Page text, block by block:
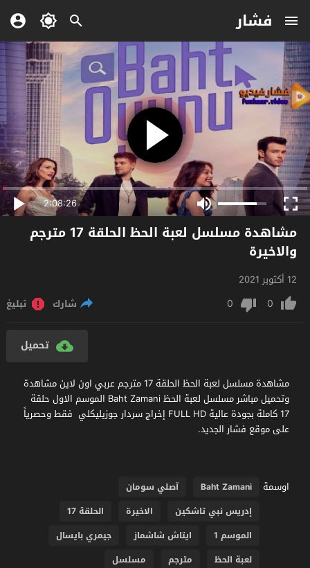
فشار
2:08:26
مشاهدة مسلسل لعبة الحظ الحلقة 17 مترجم
والاخيرة
12 أكتوبر 2021
0
0 شارك تبليغ
تحميل
مشاهدة مسلسل لعبة الحظ الحلقة 17 مترجم عربي اون لاين مشاهدة
وتحميل مباشر مسلسل لعبة الحظ Baht Zamani الموسم الاول حلقة
17 كاملة بجودة عالية FULL HD إخراج سردار جوزيليكلي فقط وحصرياً
على موقع فشار الجديد.
اوسمة Baht Zamani
آصلي سومان
إدريس نبي تاشكين
الاخيرة
الحلقة 17
الموسم 1
ايتاش شاشماز
جيمري بايسال
لعبة الحظ
مترجم
مسلسل